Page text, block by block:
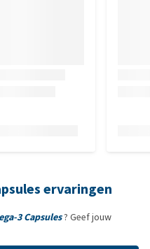
ervaringen
3 Capsules? Geef jouw